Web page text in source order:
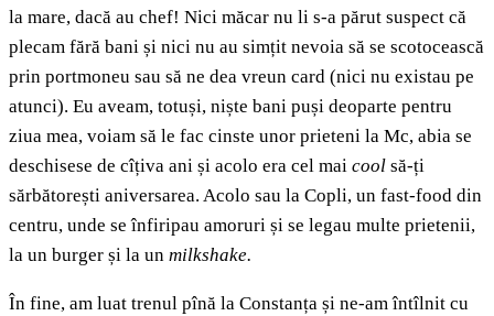
la mare, dacă au chef! Nici măcar nu li s-a părut suspect că
plecam fără bani și nici nu au simțit nevoia să se scotocească
prin portmoneu sau să ne dea vreun card (nici nu existau pe
atunci). Eu aveam, totuși, niște bani puși deoparte pentru
ziua mea, voiam să le fac cinste unor prieteni la Mc, abia se
deschisese de cîțiva ani și acolo era cel mai cool să-ți
sărbătorești aniversarea. Acolo sau la Copli, un fast-food din
centru, unde se înfiripau amoruri și se legau multe prietenii,
la un burger și la un milkshake.
În fine, am luat trenul pînă la Constanța și ne-am întîlnit cu